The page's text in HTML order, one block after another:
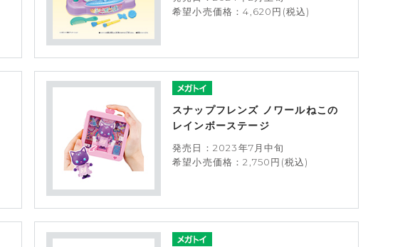
希望小売価格：4,620円(税込)
スナップフレンズ ノワールねこの
レインボーステージ
発売日：2023年7月中旬
希望小売価格：2,750円(税込)